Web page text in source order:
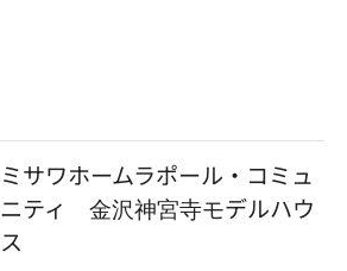
ミサワホームラポール・コミュ
ニティ 金沢神宮寺モデルハウ
ス